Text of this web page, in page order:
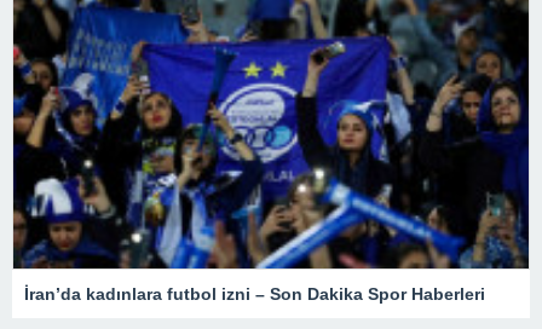
İran’da kadınlara futbol izni – Son Dakika Spor Haberleri